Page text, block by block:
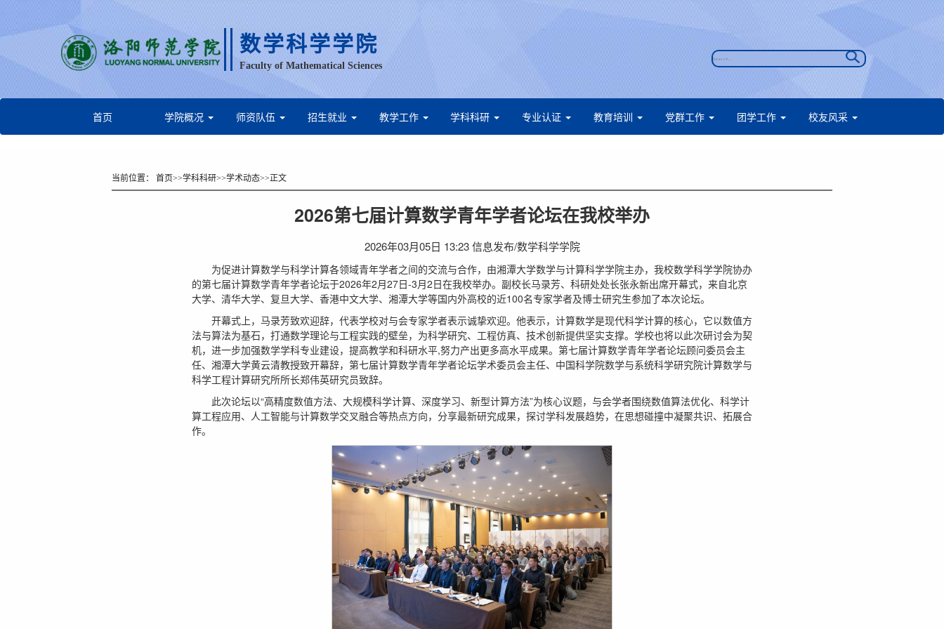
数学科学学院
Faculty of Mathematical Sciences
首页 学院概况 师资队伍 招生就业 教学工作 学科科研 专业认证 教育培训 党群工作 团学工作 校友风采
当前位置： 首页>>学科科研>>学术动态>>正文
2026第七届计算数学青年学者论坛在我校举办
2026年03月05日 13:23 信息发布/数学科学学院
为促进计算数学与科学计算各领域青年学者之间的交流与合作，由湘潭大学数学与计算科学学院主办，我校数学科学学院协办
的第七届计算数学青年学者论坛于2026年2月27日-3月2日在我校举办。副校长马录芳、科研处处长张永新出席开幕式，来自北京
大学、清华大学、复旦大学、香港中文大学、湘潭大学等国内外高校的近100名专家学者及博士研究生参加了本次论坛。
开幕式上，马录芳致欢迎辞，代表学校对与会专家学者表示诚挚欢迎。他表示，计算数学是现代科学计算的核心，它以数值方
法与算法为基石，打通数学理论与工程实践的壁垒，为科学研究、工程仿真、技术创新提供坚实支撑。学校也将以此次研讨会为契
机，进一步加强数学学科专业建设，提高教学和科研水平,努力产出更多高水平成果。第七届计算数学青年学者论坛顾问委员会主
任、湘潭大学黄云清教授致开幕辞，第七届计算数学青年学者论坛学术委员会主任、中国科学院数学与系统科学研究院计算数学与
科学工程计算研究所所长郑伟英研究员致辞。
此次论坛以“高精度数值方法、大规模科学计算、深度学习、新型计算方法”为核心议题，与会学者围绕数值算法优化、科学计
算工程应用、人工智能与计算数学交叉融合等热点方向，分享最新研究成果，探讨学科发展趋势，在思想碰撞中凝聚共识、拓展合
作。